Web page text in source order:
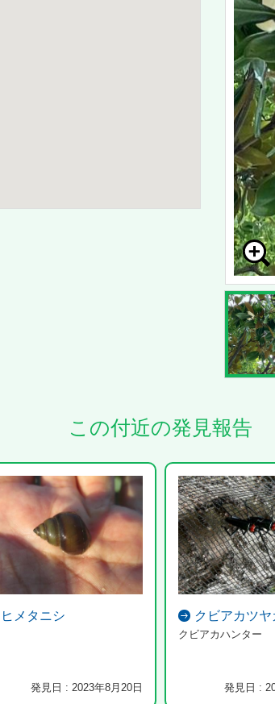
この付近の発見報告
ヒメタニシ
発見日 : 2023年8月20日
クビアカツヤ
クビアカハンター
発見日 :